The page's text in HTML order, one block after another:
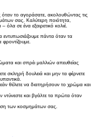
το αγοράσατε, ακολουθώντας τις
σας. Καλύτερη ποιότητα,
σε ένα εξαιρετικό κολιέ.
εντυπωσιάζουμε πάντα όταν τα
και σπρέι μαλλιών απευθείας
σκληρή δουλειά και μην τα φέρνετε
θέλετε να διατηρήσουν το χρώμα και
ντύνεστε και βγάλτε τα πρώτα όταν
των κοσμημάτων σας.